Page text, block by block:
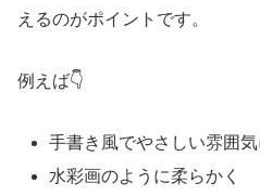
えるのがポイントです。
例えば👇
手書き風でやさしい雰囲
水彩画のように柔らかく